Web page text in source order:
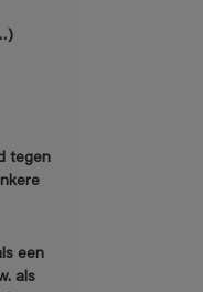
tegen
een
als